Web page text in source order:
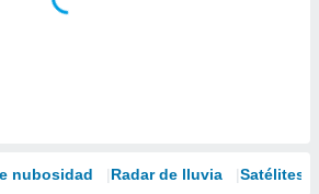
nubosidad Radar de lluvia Satélites